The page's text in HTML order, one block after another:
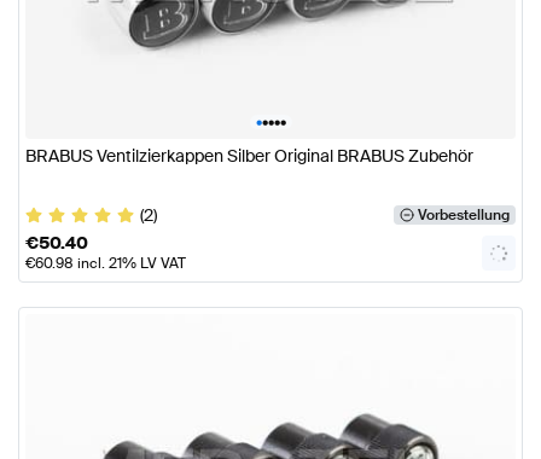
•••••
BRABUS Ventilzierkappen Silber Original BRABUS Zubehör
(2) Vorbestellung
€50.40
€60.98 incl. 21% LV VAT